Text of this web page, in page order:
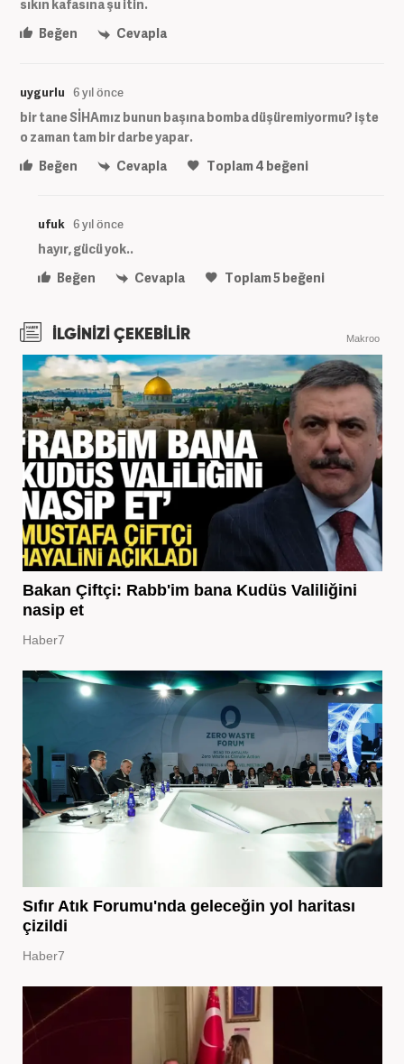
sıkın kafasına şu itin.
Beğen
Cevapla
uygurlu 6 yıl önce
bir tane SİHAmız bunun başına bomba düşüremiyormu? işte
o zaman tam bir darbe yapar.
Beğen
Cevapla Toplam4 beğeni
ufuk 6 yıl önce
hayır, gücü yok..
Beğen
Cevapla Toplam5beğeni
İLGİNİZİ ÇEKEBİLİR Makroo
Bakan Çiftçi: Rabb'im bana Kudüs Valiliğini
nasip et
Haber7
Sıfır Atık Forumu'nda geleceğin yol haritası
çizildi
Haber7